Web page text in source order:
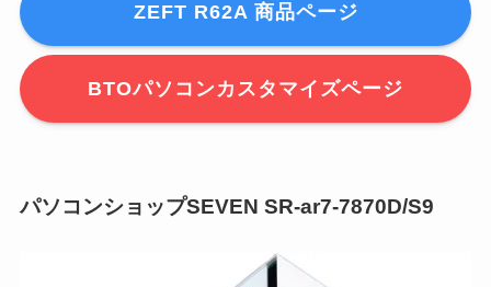
ZEFT R62A 商品ページ
BTOパソコンカスタマイズページ
パソコンショップSEVEN SR-ar7-7870D/S9